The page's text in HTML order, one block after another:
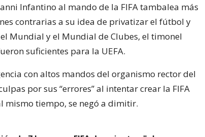
Infantino al mando de la FIFA tambalea más
contrarias a su idea de privatizar el fútbol y
Mundial y el Mundial de Clubes, el timonel
suficientes para la UEFA.
con altos mandos del organismo rector del
por sus “errores” al intentar crear la FIFA
mismo tiempo, se negó a dimitir.